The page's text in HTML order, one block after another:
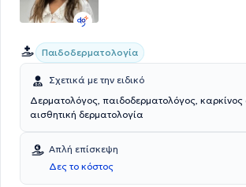
Παιδοδερματολογία
Σχετικά με την ειδικό
Δερματολόγος, παιδοδερματολόγος,
αισθητική δερματολογία
Απλή επίσκεψη
Δες το κόστος